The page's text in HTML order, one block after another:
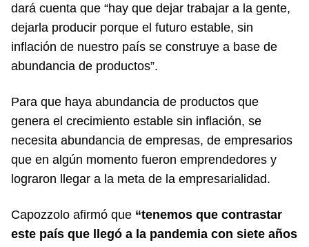
dará cuenta que “hay que dejar trabajar a la gente,
dejarla producir porque el futuro estable, sin
inflación de nuestro país se construye a base de
abundancia de productos”.
Para que haya abundancia de productos que
genera el crecimiento estable sin inflación, se
necesita abundancia de empresas, de empresarios
que en algún momento fueron emprendedores y
lograron llegar a la meta de la empresarialidad.
Capozzolo afirmó que “tenemos que contrastar
este país que llegó a la pandemia con siete años